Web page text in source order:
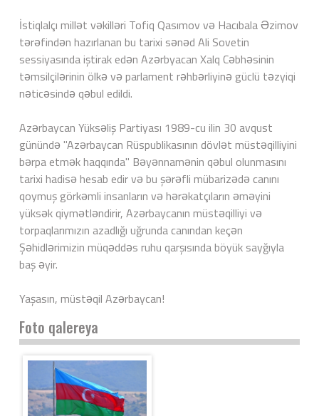
İstiqlalçı millət vəkilləri Tofiq Qasımov və Hacıbala Əzimov
tərəfindən hazırlanan bu tarixi sənəd Ali Sovetin
sessiyasında iştirak edən Azərbyacan Xalq Cəbhəsinin
təmsilçilərinin ölkə və parlament rəhbərliyinə güclü təzyiqi
nəticəsində qəbul edildi.
Azərbaycan Yüksəliş Partiyası 1989-cu ilin 30 avqust
günündə "Azərbaycan Rüspublikasının dövlət müstəqilliyini
bərpa etmək haqqında" Bəyənnamənin qəbul olunmasını
tarixi hadisə hesab edir və bu şərəfli mübarizədə canını
qoymuş görkəmli insanların və hərəkatçıların əməyini
yüksək qiymətləndirir, Azərbaycanın müstəqilliyi və
torpaqlarımızın azadlığı uğrunda canından keçən
Şəhidlərimizin müqəddəs ruhu qarşısında böyük sayğıyla
baş əyir.
Yaşasın, müstəqil Azərbaycan!
Foto qalereya